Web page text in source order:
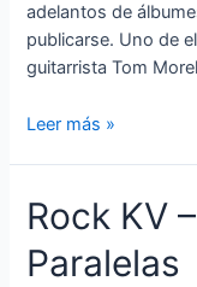
adelantos de
publicarse. Uno de
guitarrista Tom
Rock
Rocktubre
Leer más »
Rock KV
Paralelas